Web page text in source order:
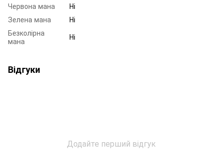
Червона мана
Ні
Зелена мана
Ні
Безколірна
мана
Ні
Відгуки
Додайте перший відгук